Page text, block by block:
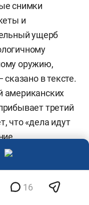
снимки
и
ущерб
оружию,
в тексте.
американских
третий
что «дела идут
по
16